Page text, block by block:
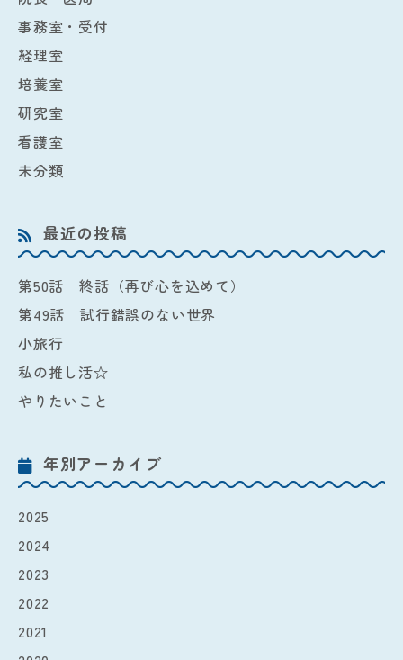
事務室・受付
経理室
培養室
研究室
看護室
未分類
最近の投稿
第50話 終話（再び心を込めて）
第49話 試行錯誤のない世界
小旅行
私の推し活☆
やりたいこと
年別アーカイブ
2025
2024
2023
2022
2021